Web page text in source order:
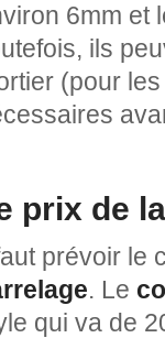
6mm et
ils
(pour
prix de
prévoir le
. Le
qui va de